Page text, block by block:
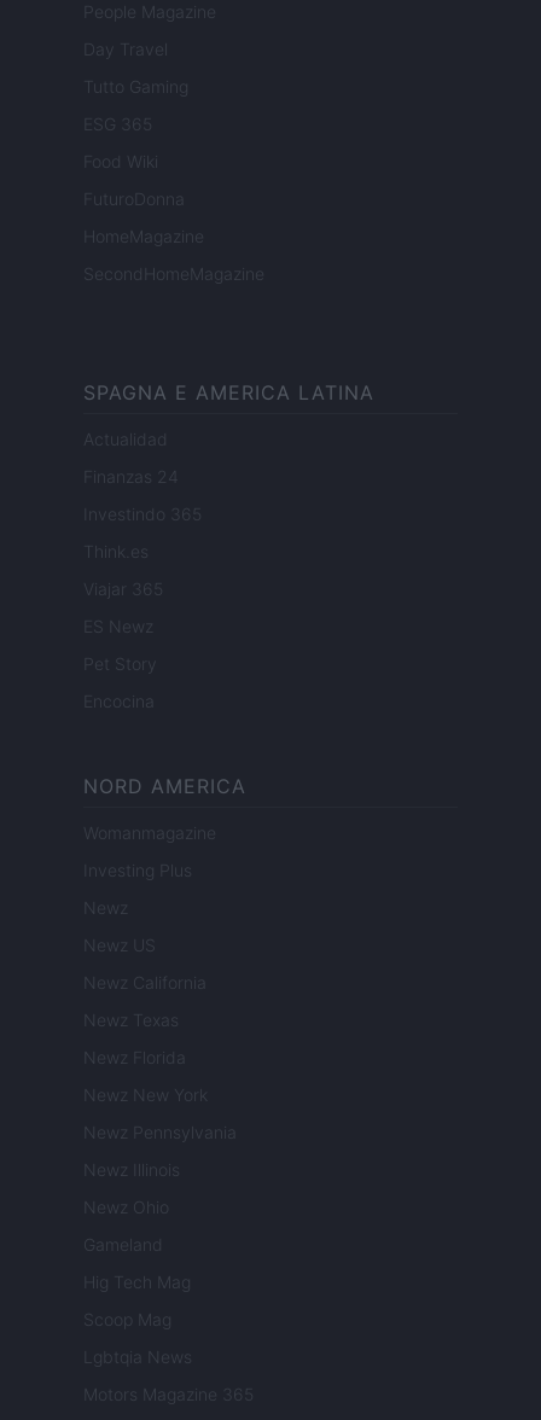
People Magazine
Day Travel
Tutto Gaming
ESG 365
Food Wiki
FuturoDonna
HomeMagazine
SecondHomeMagazine
SPAGNA E AMERICA LATINA
Actualidad
Finanzas 24
Investindo 365
Think.es
Viajar 365
ES Newz
Pet Story
Encocina
NORD AMERICA
Womanmagazine
Investing Plus
Newz
Newz US
Newz California
Newz Texas
Newz Florida
Newz New York
Newz Pennsylvania
Newz Illinois
Newz Ohio
Gameland
Hig Tech Mag
Scoop Mag
Lgbtqia News
Motors Magazine 365